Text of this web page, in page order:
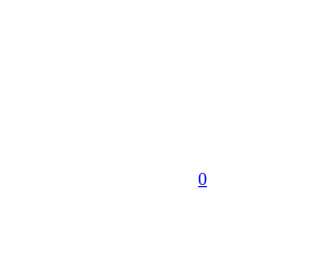
0